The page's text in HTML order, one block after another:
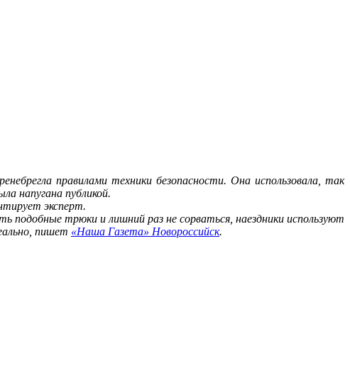
правилами техники безопасности. Она использовала, так
напугана публикой.
эксперт.
трюки и лишний раз не сорваться, наездники используют
пишет «Наша Газета» Новороссийск.